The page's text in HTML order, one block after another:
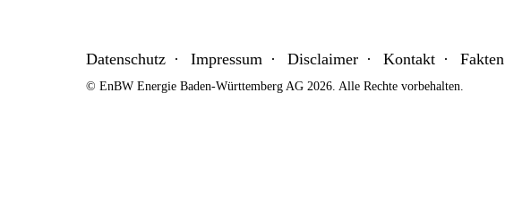
Datenschutz Impressum Disclaimer Kontakt Fakten
© EnBW Energie Baden-Württemberg AG 2026. Alle Rechte vorbehalten.